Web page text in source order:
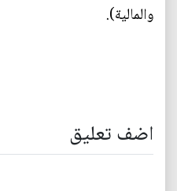
والمالية).
اضف تعليق